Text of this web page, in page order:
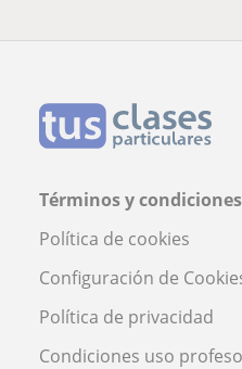
Términos y condiciones
Política de cookies
Configuración de
Política de privacidad
Condiciones uso